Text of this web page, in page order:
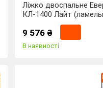
Ліжко двоспальне
КЛ-1400 Лайт
каркас) 140х200 см
Альба (DTM-4652)
9 576 ₴
В наявності